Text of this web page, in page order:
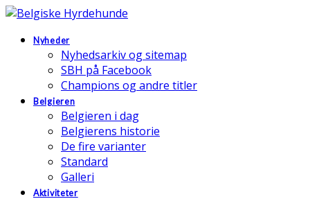
Nyheder
Nyhedsarkiv og sitemap
SBH på Facebook
Champions og andre titler
Belgieren
Belgieren i dag
Belgierens historie
De fire varianter
Standard
Galleri
Aktiviteter